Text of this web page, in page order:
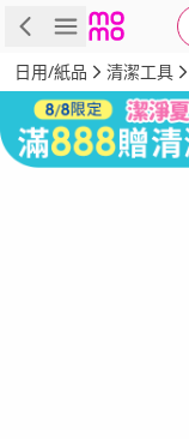
商品
日用/紙品 清潔工具